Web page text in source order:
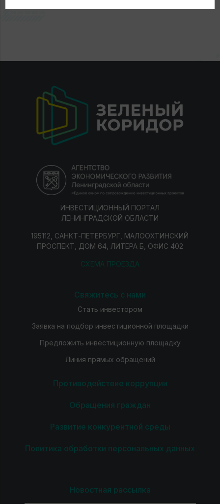
ИНВЕСТИЦИОННЫЙ ПОРТАЛ
ЛЕНИНГРАДСКОЙ ОБЛАСТИ
195112, САНКТ-ПЕТЕРБУРГ, МАЛООХТИНСКИЙ
ПРОСПЕКТ, ДОМ 64, ЛИТЕРА Б, ОФИС 402
СХЕМА ПРОЕЗДА
Свяжитесь с нами
Стать инвестором
Заявка на подбор инвестиционной площадки
Предложить инвестиционную площадку
Линия прямых обращений
Противодействие коррупции
Обращения граждан
Развитие конкурентной среды
Политика обработки персональных данных
Новостная рассылка